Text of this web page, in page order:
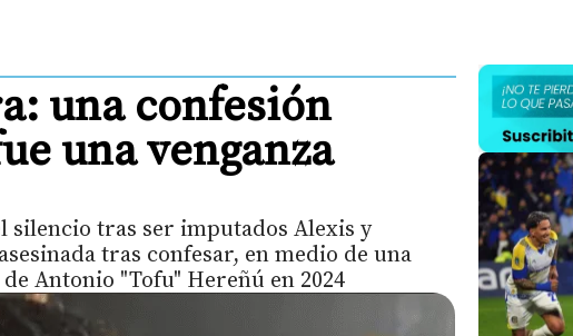
una confesión
una venganza
silencio tras ser imputados Alexis y
tras confesar, en medio de una
Antonio "Tofu" Hereñú en 2024